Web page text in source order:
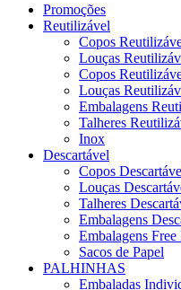
Promoções
Reutilizável
Copos
Louças
Copos
Louças
Embalagens
Talheres
Inox
Descartável
Copos
Louças
Talheres
Embalagens
Embalagens
Sacos de Papel
PALHINHAS
Embaladas